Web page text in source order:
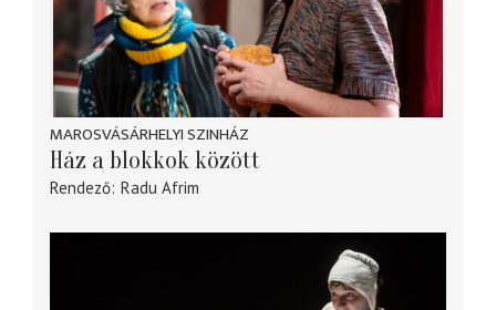
MAROSVÁSÁRHELYI SZINHÁZ
Ház a blokkok között
Rendező Radu Afrim